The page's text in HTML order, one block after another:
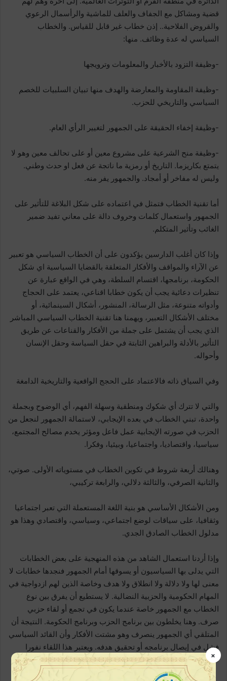
قضية ومشاكل مع الجفاف والعلف للماشية والرأسمال الرعوي
والقروض الفلاحية.. إذن خطاب غير قابل للقياس. والخطاب
السياسي له عدة وظائف. منها:
-وظيفة التزود بالأخبار والمعلومات وترويجها
-وظيفة المقاومة والمعارضة والهدف منها تبيان السلبيات للخصم
السياسي والتاريخي للحزب.
-وظيفة إخفاء الحقيقة على الجمهور لتغيير الرأي العام.
-وظيفة منح الشرعية على مشروع معين أو على تحالف معين وهو لا
يتمتع بكاريزما. التاريخ أو رمزية ما ناتجة عن فعل او حدث وطني.
وليس له مفاخر أو أمجاد. والجمهور يفر منه.
أما تقنية الخطاب فتمثل في اعتماده على شكل البلاغة للتأثير على
الجمهور واستعمال كلمات وحروف دالة على معاني تفيد ضمير
الغائب وتأثير المتكلم.
وإذا كان أغلب الدارسين يؤكدون على أن الخطاب السياسي هو تعبير
عن الآراء والمواقف والأفكار المتعلقة بالقضايا السياسية اي شكل
الحكومة، برنامجها، اقتسام السلطة، وهي في الواقع عبارة عن
تنظيرات دعائية يجب أن يكون خطابا اقناعي، يعتمد على الحجاج
وأدواته متنوعة، مثل الرسالة، المنشور، أشكال السينمائية، أو
مختلف الأشكال التعبير، ويهمنا هنا تقنية الخطاب السياسي المباشر
الذي يجب أن يشتمل على جملة من الأفكار والقناعات عن طريق
التأثير بالأدلة والبراهين الثابتة في حقل السياسة وحقل الإنسان
وأحواله.
وفي السياق ذاته فالاعتماد على الحجج الواقعية والتاريخية الدامغة
والتي لا تترك أي شكوك ومنطقية وسهلة الفهم، أي الوضوح وبجملة
واحدة، تبني الخطاب في بعده الإيجابي، لاستمالة الجمهور لنجعل من
الحزب في صورته الإيجابية عمل فاعل ومؤثر يخدم مصالح المجتمع،
سياسيا، واقتصاديا، واجتماعيا، وبيئيا، وفكرا.
وهنالك أربعة شروط في تكوين الخطاب في مستوياته الأولى. صوتي،
والثانية الصرفي، والثالثة دلالي، والرابعة تركيبي،
ومن الأشكال الأساسي هو بنية اللغة المستعملة التي تعبر اجتماعيا
وثقافيا، على سياقات لوضع اجتماعي، وسياسي، واقتصادي وهذا هو
مدلول الخطاب الصادق الجدي.
وإذا أردنا استعمال الشاهد من هذه المنهجية على بعض الخطابات
التي يدلى بها السياسيون أو يسوقها أمام الجمهور فنجدها خطابات لا
معنى لها ولا دلالة ولا انطلاق ولا هدف وخاصة الذين لهم ازدواجية في
المهام الحكومية والحزبية النضالية. لا يستطيع أن يفرق بين نوع
الخطاب مع الجمهور خاصة عندما يكون في تجمع أو لقاء حزبي
صرف. وهنا يخلطون بين برنامج الحزب وبرنامج الحكومة. النتيجة أن
المتلقي أي الجمهور ينصرف وهو مشتت الأفكار وأن القائد السياسي
فشل في إيصال برنامجه أو تحقيق هدفه. ويعتبر هذا اللقاء نفورا
طاردا.
×